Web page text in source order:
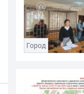
Город